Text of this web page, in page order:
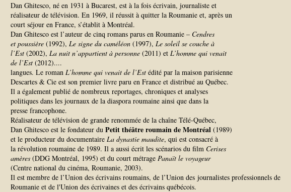
Dan Ghitesco, né en 1931 à Bucarest, est à la fois écrivain, journaliste et
réalisateur de télévision. En 1969, il réussit à quitter la Roumanie et, après un
court séjour en France, s’établit à Montréal.
Dan Ghitesco est l’auteur de cinq romans parus en Roumanie – Cendres
et poussière (1992), Le signe du caméléon (1997), Le soleil se couche à
l’Est (2002), La nuit n’appartient à personne (2011) et L’homme qui venait
de l’Est (2012)....
langues. Le roman L’homme qui venait de l’Est édité par la maison parisienne
Descartes & Cie est son premier livre paru en France et distribué au Québec.
Il a également publié de nombreux reportages, chroniques et analyses
politiques dans les journaux de la diaspora roumaine ainsi que dans la
presse francophone.
Réalisateur de télévision de grande renommée de la chaîne Télé-Québec,
Dan Ghitesco est le fondateur du Petit théâtre roumain de Montréal (1989)
et le producteur du documentaire La dynastie maudite, qui est consacré à
la révolution roumaine de 1989. Il a aussi écrit les scénarios du film Cerises
amères (DDG Montréal, 1995) et du court métrage Panaït le voyageur
(Centre national du cinéma, Roumanie, 2003).
Il est membre de l’Union des écrivains roumains, de l’Union des journalistes professionnels de
Roumanie et de l'Union des écrivaines et des écrivains québécois.